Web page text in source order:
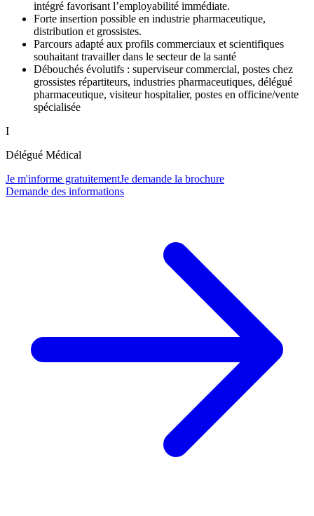
intégré favorisant l’employabilité immédiate.
Forte insertion possible en industrie pharmaceutique,
distribution et grossistes.
Parcours adapté aux profils commerciaux et scientifiques
souhaitant travailler dans le secteur de la santé
Débouchés évolutifs : superviseur commercial, postes chez
grossistes répartiteurs, industries pharmaceutiques, délégué
pharmaceutique, visiteur hospitalier, postes en officine/vente
spécialisée
I
Délégué Médical
Je m'informe gratuitementJe demande la brochure
Demande des informations